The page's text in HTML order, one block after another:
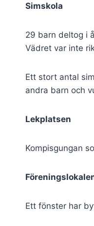
Simskola
29 barn deltog i
Vädret var inte
Ett stort antal
andra barn och
Lekplatsen
Kompisgungan
Ett fönster har